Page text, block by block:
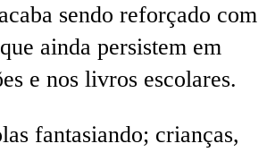
sendo reforçado com
ainda persistem em
e nos livros escolares.
fantasiando; crianças,